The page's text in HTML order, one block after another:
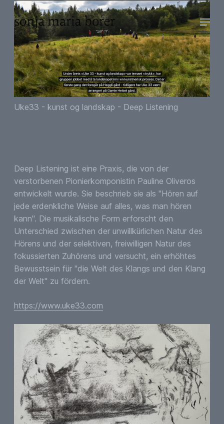
Uke33 - kunst og landskap - Deep Listening
Deep Listening ist eine Praxis, die von der
verstorbenen Pionierkomponistin Pauline Oliveros
entwickelt wurde. Sie beschrieb sie als "Hören auf
jede erdenkliche Weise auf alles, was man hören
kann". Die musikalische Form erforscht den
Unterschied zwischen der unwillkürlichen Natur des
Hörens und der selektiven, freiwilligen Natur des
fokussierten Zuhörens und versucht, ein erhöhtes
Bewusstsein für "die Welt des Klangs und den Klang
der Welt" zu fördern.
https://www.uke33.com